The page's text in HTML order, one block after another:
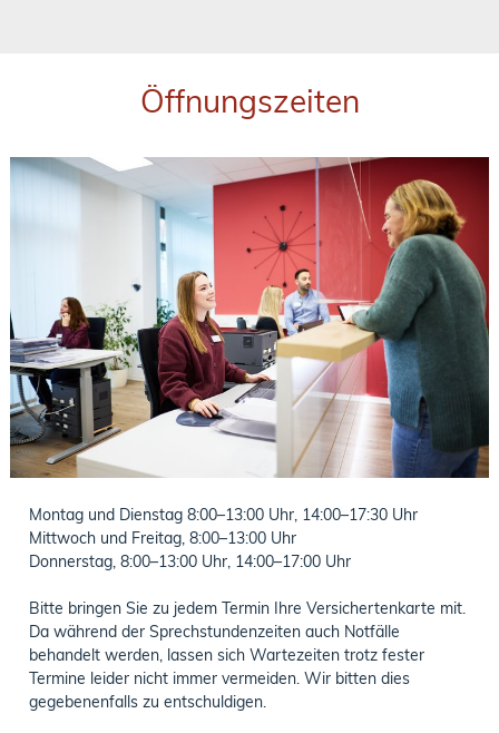
Öffnungszeiten
Montag und Dienstag 8:00–13:00 Uhr, 14:00–17:30 Uhr
Mittwoch und Freitag, 8:00–13:00 Uhr
Donnerstag, 8:00–13:00 Uhr, 14:00–17:00 Uhr
Bitte bringen Sie zu jedem Termin Ihre Versichertenkarte mit.
Da während der Sprechstundenzeiten auch Notfälle
behandelt werden, lassen sich Wartezeiten trotz fester
Termine leider nicht immer vermeiden. Wir bitten dies
gegebenenfalls zu entschuldigen.